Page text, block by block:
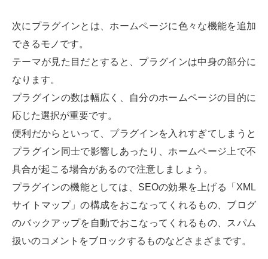
次にプラグインとは、ホームページに色々な機能を追加
できるモノです。
テーマが見た目だとすると、プラグインは中身の部分に
なります。
プラグインの数は幅広く、自分のホームページの目的に
応じた選択が重要です。
便利だからといって、プラグインを入れすぎてしまうと
プラグイン同士で影響しあったり、ホームページ上で不
具合が起こる場合があるので注意しましょう。
プラグインの機能としては、SEOの効果を上げる「XML
サイトマップ」の構成をおこなってくれるもの、ブログ
のバックアップを自動でおこなってくれるもの、スパム
扱いのコメントをブロックするものなどさまざまです。